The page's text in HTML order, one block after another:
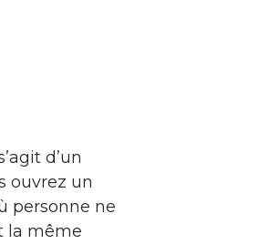
d’un
ouvrez un
personne ne
la même